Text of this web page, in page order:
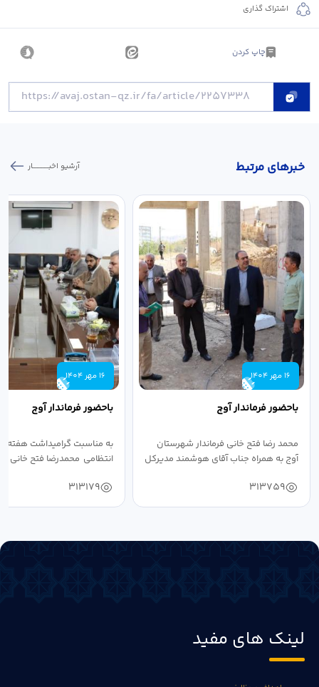
اشتراک گذاری
چاپ کردن
خبر‌های مرتبط آرشیو اخبـــــــــــار
16 مهر 1404
باحضور فرماندار آوج
محمد رضا فتح خانی فرماندار شهرستان
آوج به همراه جناب آقای هوشمند مدیرکل
313759
16 مهر 1404
باحضور فرماندار آوج
به مناسبت گرامیداشت هفته
انتظامی محمدرضا فتح خانی
313179
لینک های مفید